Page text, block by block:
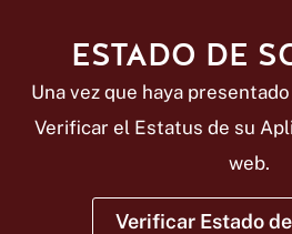
ESTADO DE
Una vez que haya
Verificar el Estatus de su
web.
Verificar Estado